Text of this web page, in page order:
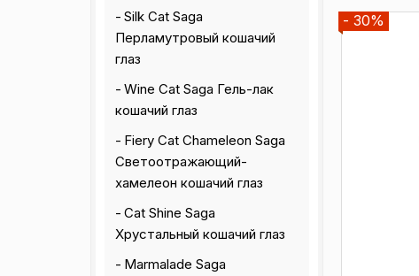
Silk Cat Saga
Перламутровый кошачий
глаз
Wine Cat Saga Гель-лак
кошачий глаз
Fiery Cat Chameleon Saga
Светоотражающий-
хамелеон кошачий глаз
Cat Shine Saga
Хрустальный кошачий глаз
Marmalade Saga
- 30%